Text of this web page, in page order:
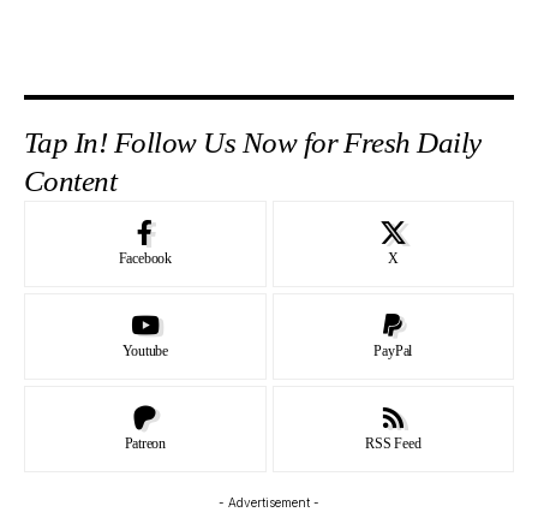
Tap In! Follow Us Now for Fresh Daily
Content
Facebook X
Youtube PayPal
Patreon RSS Feed
- Advertisement -